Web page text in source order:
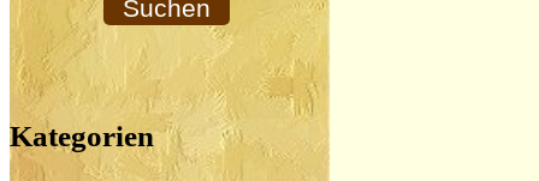
Kategorien